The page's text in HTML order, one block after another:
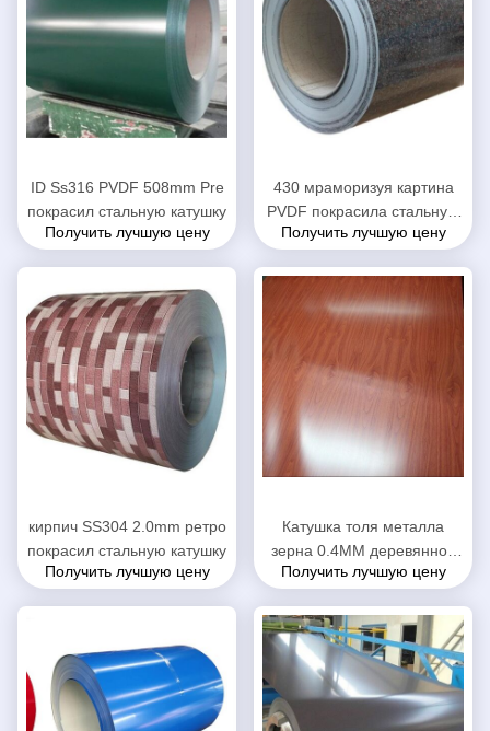
ID Ss316 PVDF 508mm Pre
покрасил стальную катушку
Получить лучшую цену
430 мраморизуя картина
PVDF покрасила стальную
катушку
Получить лучшую цену
кирпич SS304 2.0mm ретро
покрасил стальную катушку
Получить лучшую цену
Катушка толя металла
зерна 0.4MM деревянной
покрашенная конструкцией
Получить лучшую цену